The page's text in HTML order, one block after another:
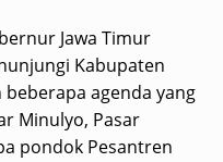
Jawa Timur
Kabupaten
beberapa agenda yang
Minulyo, Pasar
pondok Pesantren